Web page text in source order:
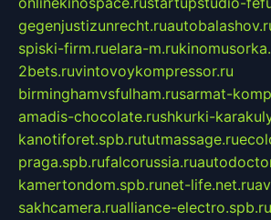
gegenjustizunrecht.ru
spiski-firm.ruelara-m.ru
2bets.ruvintovoykompressor.ru
birminghamvsfulham.rusarmat-
amadis-chocolate.rushkurki-
kanotiforet.spb.rututmassage.ru
praga.spb.rufalcorussia.ru
kamertondom.spb.runet-life.net.ru
sakhcamera.rualliance-electro.spb.ru